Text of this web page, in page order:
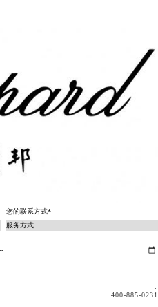
400-885-0231